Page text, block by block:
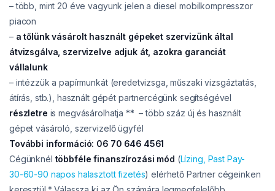
– több, mint 20 éve vagyunk jelen a diesel mobilkompresszor
piacon
– a tőlünk vásárolt használt gépeket szervizünk által
átvizsgálva, szervizelve adjuk át, azokra garanciát
vállalunk
– intézzük a papírmunkát (eredetvizsga, műszaki vizsgáztatás,
átírás, stb.), használt gépét partnercégünk segítségével
részletre is megvásárolhatja ** – több száz új és használt
gépet vásároló, szervizelő ügyfél
További információ: 06 70 646 4561
Cégünknél többféle finanszírozási mód (Lízing,
Past Pay-
30-60-90 napos halasztott fizetés) elérhető Partner cégeinken